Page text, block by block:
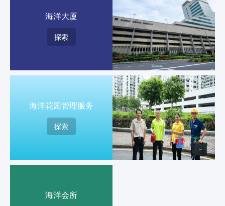
海洋大厦
探索
海洋花园管理服务
探索
海洋会所